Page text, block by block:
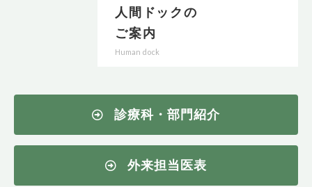
人間ドックの
ご案内
Human dock
診療科・部門紹介
外来担当医表